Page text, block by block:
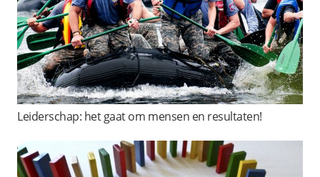
Leiderschap: het gaat om mensen en resultaten!